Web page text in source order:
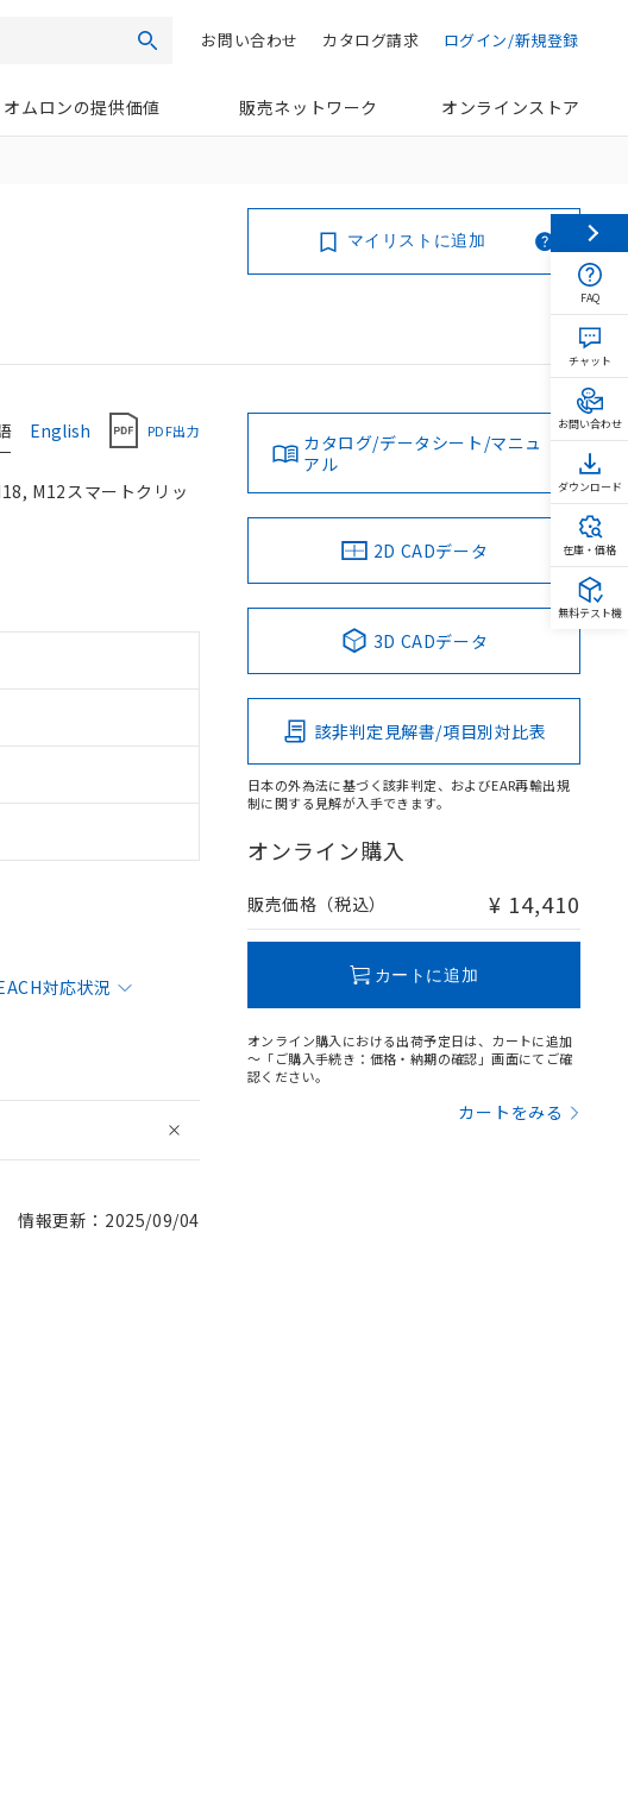
検索 ログイン/新規登録
カタログ請求
お問い合わせ
オムロンの提供価値 販売ネットワーク オンラインストア
マイリストに追加
English PDF出力
M12スマートクリッ
対応状況
情報更新：2025/09/04
カタログ/データシート/マニュ
アル
2D CADデータ
3D CADデータ
該非判定見解書/項目別対比表
日本の外為法に基づく該非判定、およびEAR再輸出規
制に関する見解が入手できます。
オンライン購入
販売価格（税込） ¥ 14,410
カートに追加
オンライン購入における出荷予定日は、カートに追加
～「ご購入手続き：価格・納期の確認」画面にてご確
認ください。
カートをみる
FAQ
チャット
お問い合わせ
ダウンロード
在庫・価格
無料テスト機